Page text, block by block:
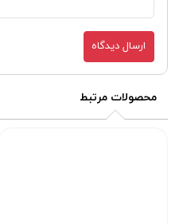
ارسال دیدگاه
محصولات مرتبط